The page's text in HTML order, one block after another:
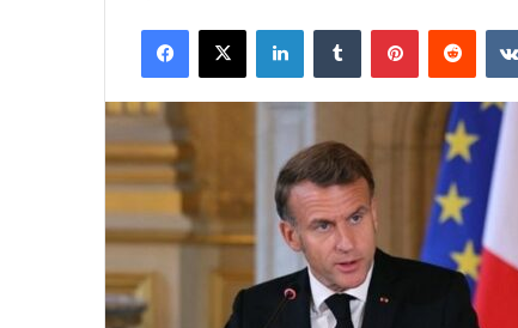
email
Facebook
X LinkedInTumblr Pinterest